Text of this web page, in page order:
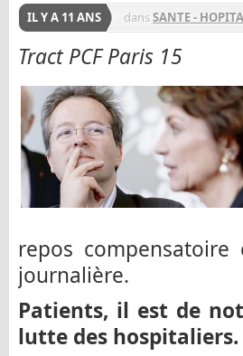
IL Y A 11 ANS dansSANTE -
Tract PCF Paris 15
repos
journalière.
Patients, il est de
lutte des hospitaliers.